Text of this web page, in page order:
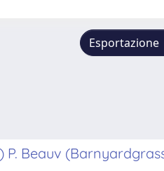
Esportazione
P. Beauv